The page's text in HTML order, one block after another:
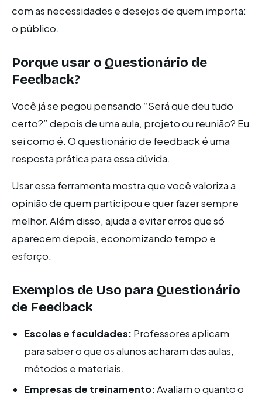
com as necessidades e desejos de quem importa:
o público.
Porque usar o Questionário de
Feedback?
Você já se pegou pensando “Será que deu tudo
certo?” depois de uma aula, projeto ou reunião? Eu
sei como é. O questionário de feedback é uma
resposta prática para essa dúvida.
Usar essa ferramenta mostra que você valoriza a
opinião de quem participou e quer fazer sempre
melhor. Além disso, ajuda a evitar erros que só
aparecem depois, economizando tempo e
esforço.
Exemplos de Uso para Questionário
de Feedback
Escolas e faculdades: Professores aplicam
para saber o que os alunos acharam das aulas,
métodos e materiais.
Empresas de treinamento:Avaliam o quanto o